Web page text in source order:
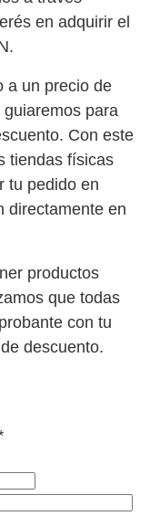
en adquirir el
a un precio de
para
Con este
tiendas físicas
tu pedido en
directamente en
productos
que todas
con tu
descuento.